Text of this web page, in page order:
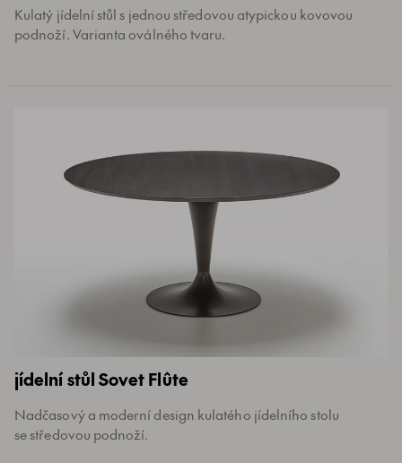
Kulatý jídelní stůl s jednou středovou atypickou kovovou
podnoží. Varianta oválného tvaru.
jídelní stůl Sovet Flûte
Nadčasový a moderní design kulatého jídelního stolu
se středovou podnoží.